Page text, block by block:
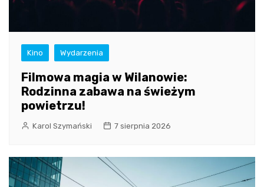
Kino Wydarzenia
Filmowa magia w Wilanowie:
Rodzinna zabawa na świeżym
powietrzu!
Karol Szymański 7 sierpnia 2026